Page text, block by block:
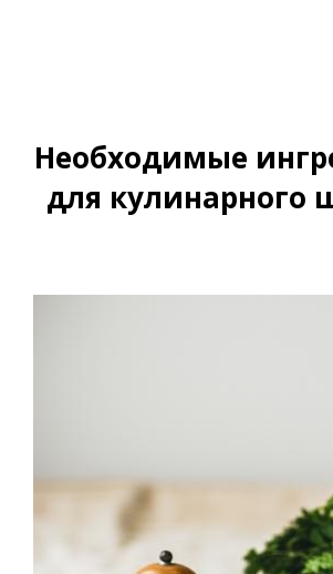
Необходимые
для кулинарного